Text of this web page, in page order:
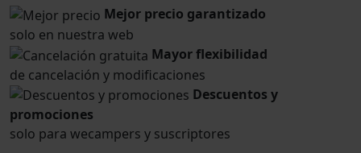
Mejor precio garantizado
solo en nuestra web
Mayor flexibilidad
de cancelación y modificaciones
Descuentos y
promociones
solo para wecampers y suscriptores